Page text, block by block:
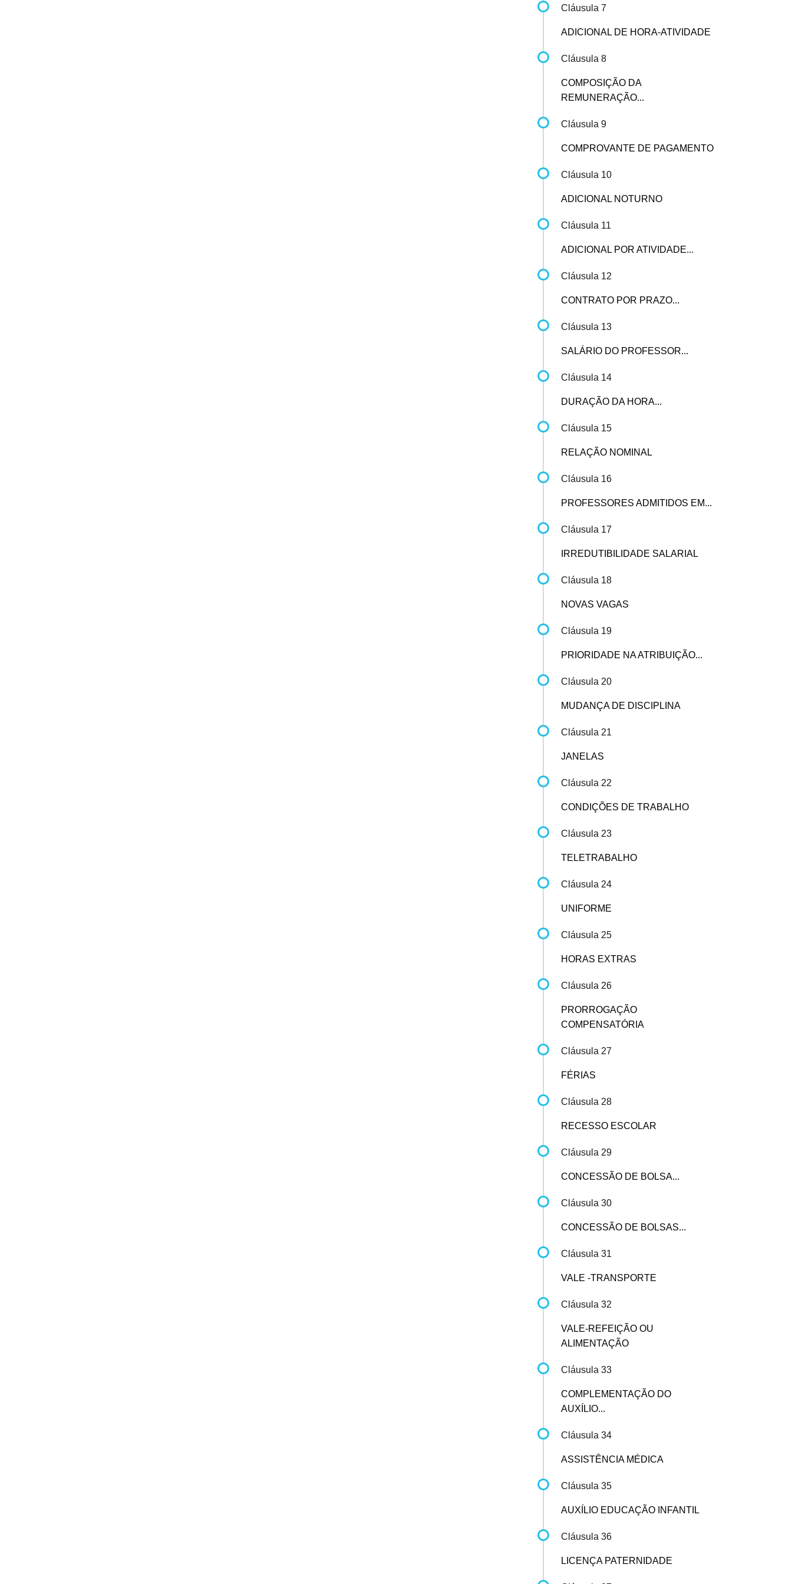
Cláusula 7
ADICIONAL DE HORA-ATIVIDADE
Cláusula 8
COMPOSIÇÃO DA
REMUNERAÇÃO...
Cláusula 9
COMPROVANTE DE PAGAMENTO
Cláusula 10
ADICIONAL NOTURNO
Cláusula 11
ADICIONAL POR ATIVIDADE...
Cláusula 12
CONTRATO POR PRAZO...
Cláusula 13
SALÁRIO DO PROFESSOR...
Cláusula 14
DURAÇÃO DA HORA...
Cláusula 15
RELAÇÃO NOMINAL
Cláusula 16
PROFESSORES ADMITIDOS EM...
Cláusula 17
IRREDUTIBILIDADE SALARIAL
Cláusula 18
NOVAS VAGAS
Cláusula 19
PRIORIDADE NA ATRIBUIÇÃO...
Cláusula 20
MUDANÇA DE DISCIPLINA
Cláusula 21
JANELAS
Cláusula 22
CONDIÇÕES DE TRABALHO
Cláusula 23
TELETRABALHO
Cláusula 24
UNIFORME
Cláusula 25
HORAS EXTRAS
Cláusula 26
PRORROGAÇÃO
COMPENSATÓRIA
Cláusula 27
FÉRIAS
Cláusula 28
RECESSO ESCOLAR
Cláusula 29
CONCESSÃO DE BOLSA...
Cláusula 30
CONCESSÃO DE BOLSAS...
Cláusula 31
VALE -TRANSPORTE
Cláusula 32
VALE-REFEIÇÃO OU
ALIMENTAÇÃO
Cláusula 33
COMPLEMENTAÇÃO DO
AUXÍLIO...
Cláusula 34
ASSISTÊNCIA MÉDICA
Cláusula 35
AUXÍLIO EDUCAÇÃO INFANTIL
Cláusula 36
LICENÇA PATERNIDADE